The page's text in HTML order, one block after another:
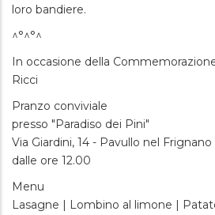
loro bandiere.
^°^°^
In occasione della
Ricci
Pranzo conviviale
presso "Paradiso dei Pini"
Via Giardini, 14 - Pavullo nel Frignano
dalle ore 12.00
Menu
Lasagne | Lombino al limone |